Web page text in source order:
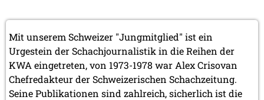
Mit unserem Schweizer "Jungmitglied" ist ein
Urgestein der Schachjournalistik in die Reihen der
KWA eingetreten, von 1973-1978 war Alex Crisovan
Chefredakteur der Schweizerischen Schachzeitung.
Seine Publikationen sind zahlreich, sicherlich ist die